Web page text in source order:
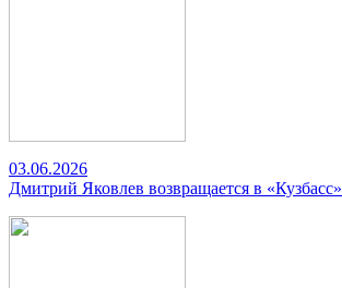
03.06.2026
Дмитрий Яковлев возвращается в «Кузбасс»